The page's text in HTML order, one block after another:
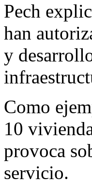
Pech
han
y
Como
10
provoca
servicio.